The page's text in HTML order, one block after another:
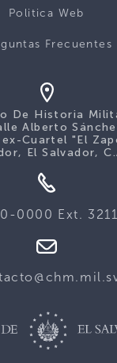
Politica Web
Frecuentes
De Historia
Alberto
Cuartel "El
El Salvador,
0000 Ext. 3211